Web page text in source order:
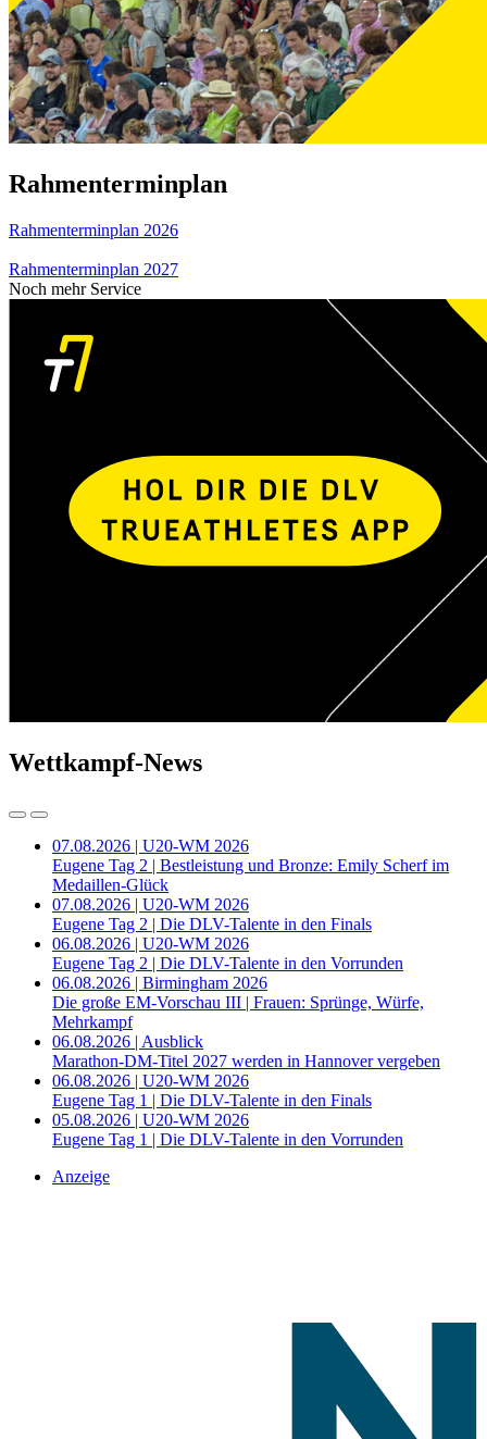
Rahmenterminplan
Rahmenterminplan 2026
Rahmenterminplan 2027
Noch mehr Service
Wettkampf-News
07.08.2026 | U20-WM 2026
Eugene Tag 2 | Bestleistung und Bronze: Emily Scherf im
Medaillen-Glück
07.08.2026 | U20-WM 2026
Eugene Tag 2 | Die DLV-Talente in den Finals
06.08.2026 | U20-WM 2026
Eugene Tag 2 | Die DLV-Talente in den Vorrunden
06.08.2026 | Birmingham 2026
Die große EM-Vorschau III | Frauen: Sprünge, Würfe,
Mehrkampf
06.08.2026 | Ausblick
Marathon-DM-Titel 2027 werden in Hannover vergeben
06.08.2026 | U20-WM 2026
Eugene Tag 1 | Die DLV-Talente in den Finals
05.08.2026 | U20-WM 2026
Eugene Tag 1 | Die DLV-Talente in den Vorrunden
Anzeige